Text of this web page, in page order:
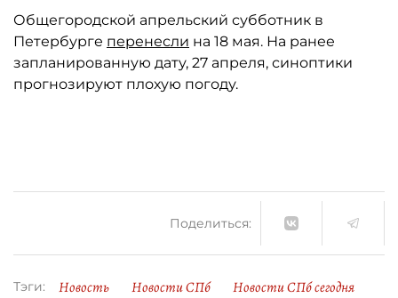
Общегородской апрельский субботник в
Петербурге перенесли на 18 мая. На ранее
запланированную дату, 27 апреля, синоптики
прогнозируют плохую погоду.
Поделиться:
Тэги: Новость Новости СПб
Новости СПб сегодня